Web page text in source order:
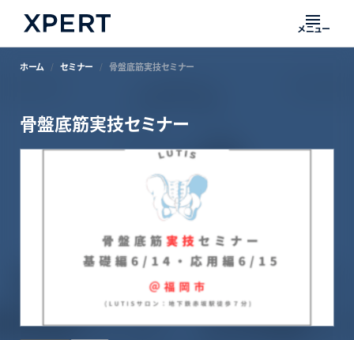
メニュー
ホーム セミナー 骨盤底筋実技セミナー
骨盤底筋実技セミナー